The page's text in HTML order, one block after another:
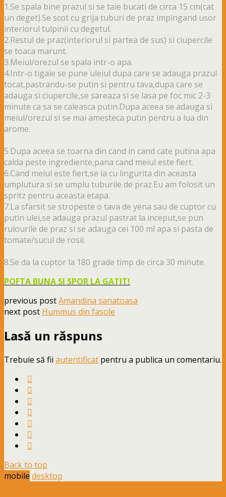
1.Se spala bine prazul si se taie bucati de circa 15 cm(cat
un deget).Se scot cu grija tuburi de praz impingand usor
interiorul tulpinii cu degetul.
2.Restul de praz(interiorul si partea de sus) si ciupercile
se toaca marunt.
3.Meiul/orezul se spala intr-o apa.
4.Intr-o tigaie se pune uleiul dupa care se adauga prazul
tocat,pastrandu-se putin si pentru tava,dupa care se
adauga si ciupercile,se sareaza si se lasa pe foc mic 2-3
minute ca sa se caleasca putin.Dupa aceea se adauga si
meiul/orezul si se mai amesteca putin pentru a lua din
arome.
5.Dupa aceea se toarna din cand in cand cate putina apa
calda peste ingrediente,pana cand meiul este fiert.
6.Cand meiul este fiert,se ia cu lingurita din aceasta
umplutura si se umplu tuburile de praz.Eu am folosit un
spritz pentru aceasta etapa.
7.La sfarsit se stropeste o tava de yena sau de cuptor cu
putin ulei,se adauga prazul pastrat la inceput,se pun
rulourile de praz si se adauga cei 100 ml apa si pasta de
tomate/sucul de rosii.
8.Se da la cuptor la 180 grade timp de circa 30 minute.
POFTA BUNA SI SPOR LA GATIT!
previous postAmandina sanatoasa
next post Hummus din fasole
Lasă un răspuns
Trebuie să fii autentificat pentru a publica un comentariu.
Back to top
mobile desktop